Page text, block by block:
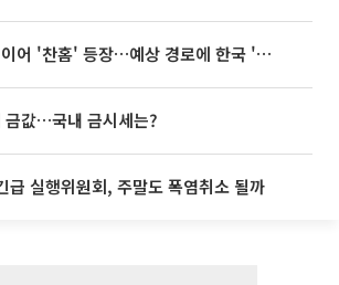
태풍 '돌핀' 이어 '찬홈' 등장…예상 경로에 한국 '한숨'
금값…국내 금시세는?
급 실행위원회, 주말도 폭염취소 될까